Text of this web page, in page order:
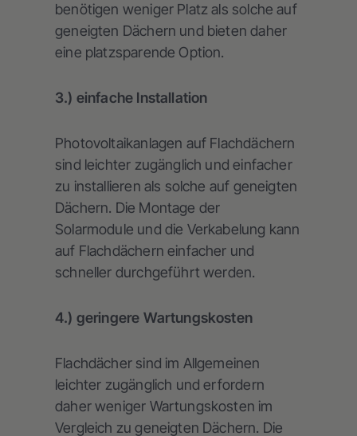
benötigen weniger Platz als solche auf
geneigten Dächern und bieten daher
eine platzsparende Option.
3.) einfache Installation
Photovoltaikanlagen auf Flachdächern
sind leichter zugänglich und einfacher
zu installieren als solche auf geneigten
Dächern. Die Montage der
Solarmodule und die Verkabelung kann
auf Flachdächern einfacher und
schneller durchgeführt werden.
4.) geringere Wartungskosten
Flachdächer sind im Allgemeinen
leichter zugänglich und erfordern
daher weniger Wartungskosten im
Vergleich zu geneigten Dächern. Die